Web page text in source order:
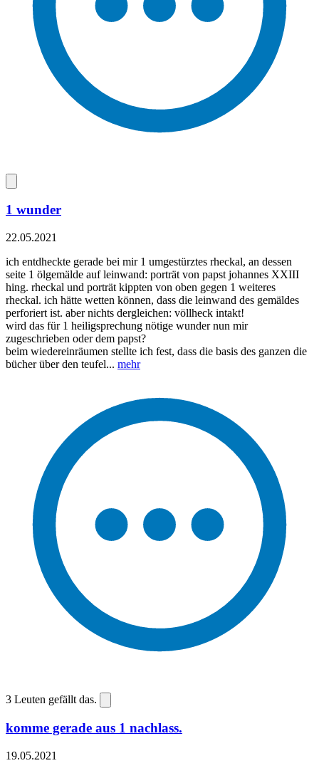
1 wunder
22.05.2021
ich entdheckte gerade bei mir 1 umgestürztes rheckal, an dessen
seite 1 ölgemälde auf leinwand: porträt von papst johannes XXIII
hing. rheckal und porträt kippten von oben gegen 1 weiteres
rheckal. ich hätte wetten können, dass die leinwand des gemäldes
perforiert ist. aber nichts dergleichen: völlheck intakt!
wird das für 1 heiligsprechung nötige wunder nun mir
zugeschrieben oder dem papst?
beim wiedereinräumen stellte ich fest, dass die basis des ganzen die
bücher über den teufel... mehr
3 Leuten gefällt das.
komme gerade aus 1 nachlass.
19.05.2021